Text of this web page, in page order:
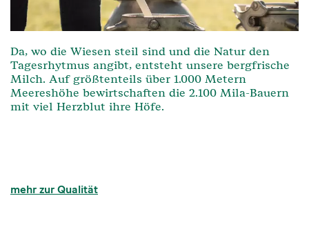
Da, wo die Wiesen steil sind und die Natur den
Tagesrhytmus angibt, entsteht unsere bergfrische
Milch. Auf größtenteils über 1.000 Metern
Meereshöhe bewirtschaften die 2.100 Mila-Bauern
mit viel Herzblut ihre Höfe.
mehr zur Qualität